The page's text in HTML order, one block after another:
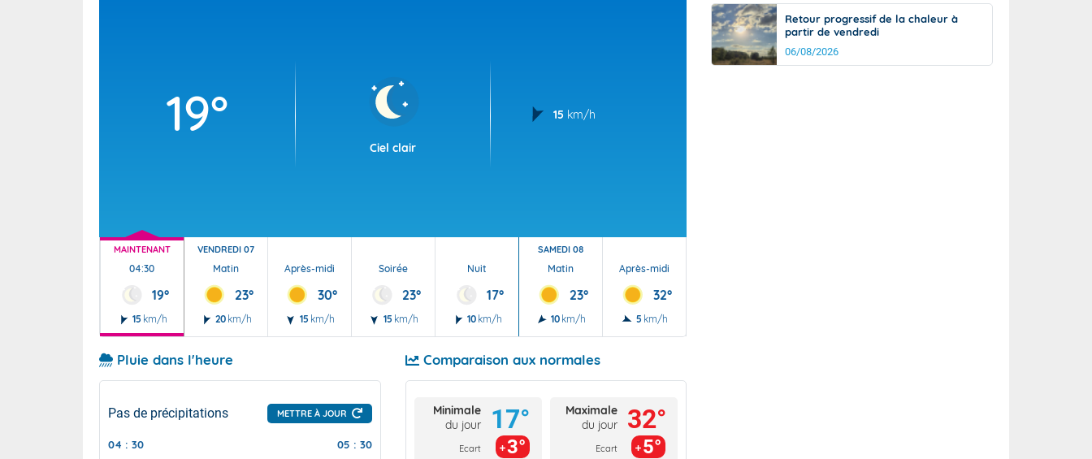
19°
Ciel clair
15 km/h
MAINTENANT
04:30
19°
15 km/h
VENDREDI 07
Matin
23°
20 km/h
Après-midi
30°
15 km/h
Soirée
23°
15 km/h
Nuit
17°
10 km/h
SAMEDI 08
Matin
23°
10 km/h
Après-midi
32°
5 km/h
Pluie dans l'heure
Pas de précipitations METTRE À JOUR
04 : 30 05 : 30
Comparaison aux normales
Minimale
du jour
Ecart
17°
3°
Maximale
du jour
Ecart
32°
5°
Retour progressif de la chaleur à
partir de vendredi
06/08/2026